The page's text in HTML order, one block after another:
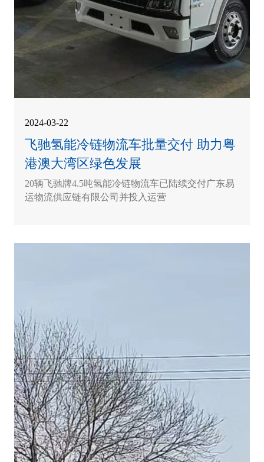
2024-03-22
飞驰氢能冷链物流车批量交付 助力粤
港澳大湾区绿色发展
20辆飞驰牌4.5吨氢能冷链物流车已陆续交付广东易
运物流供应链有限公司并投入运营